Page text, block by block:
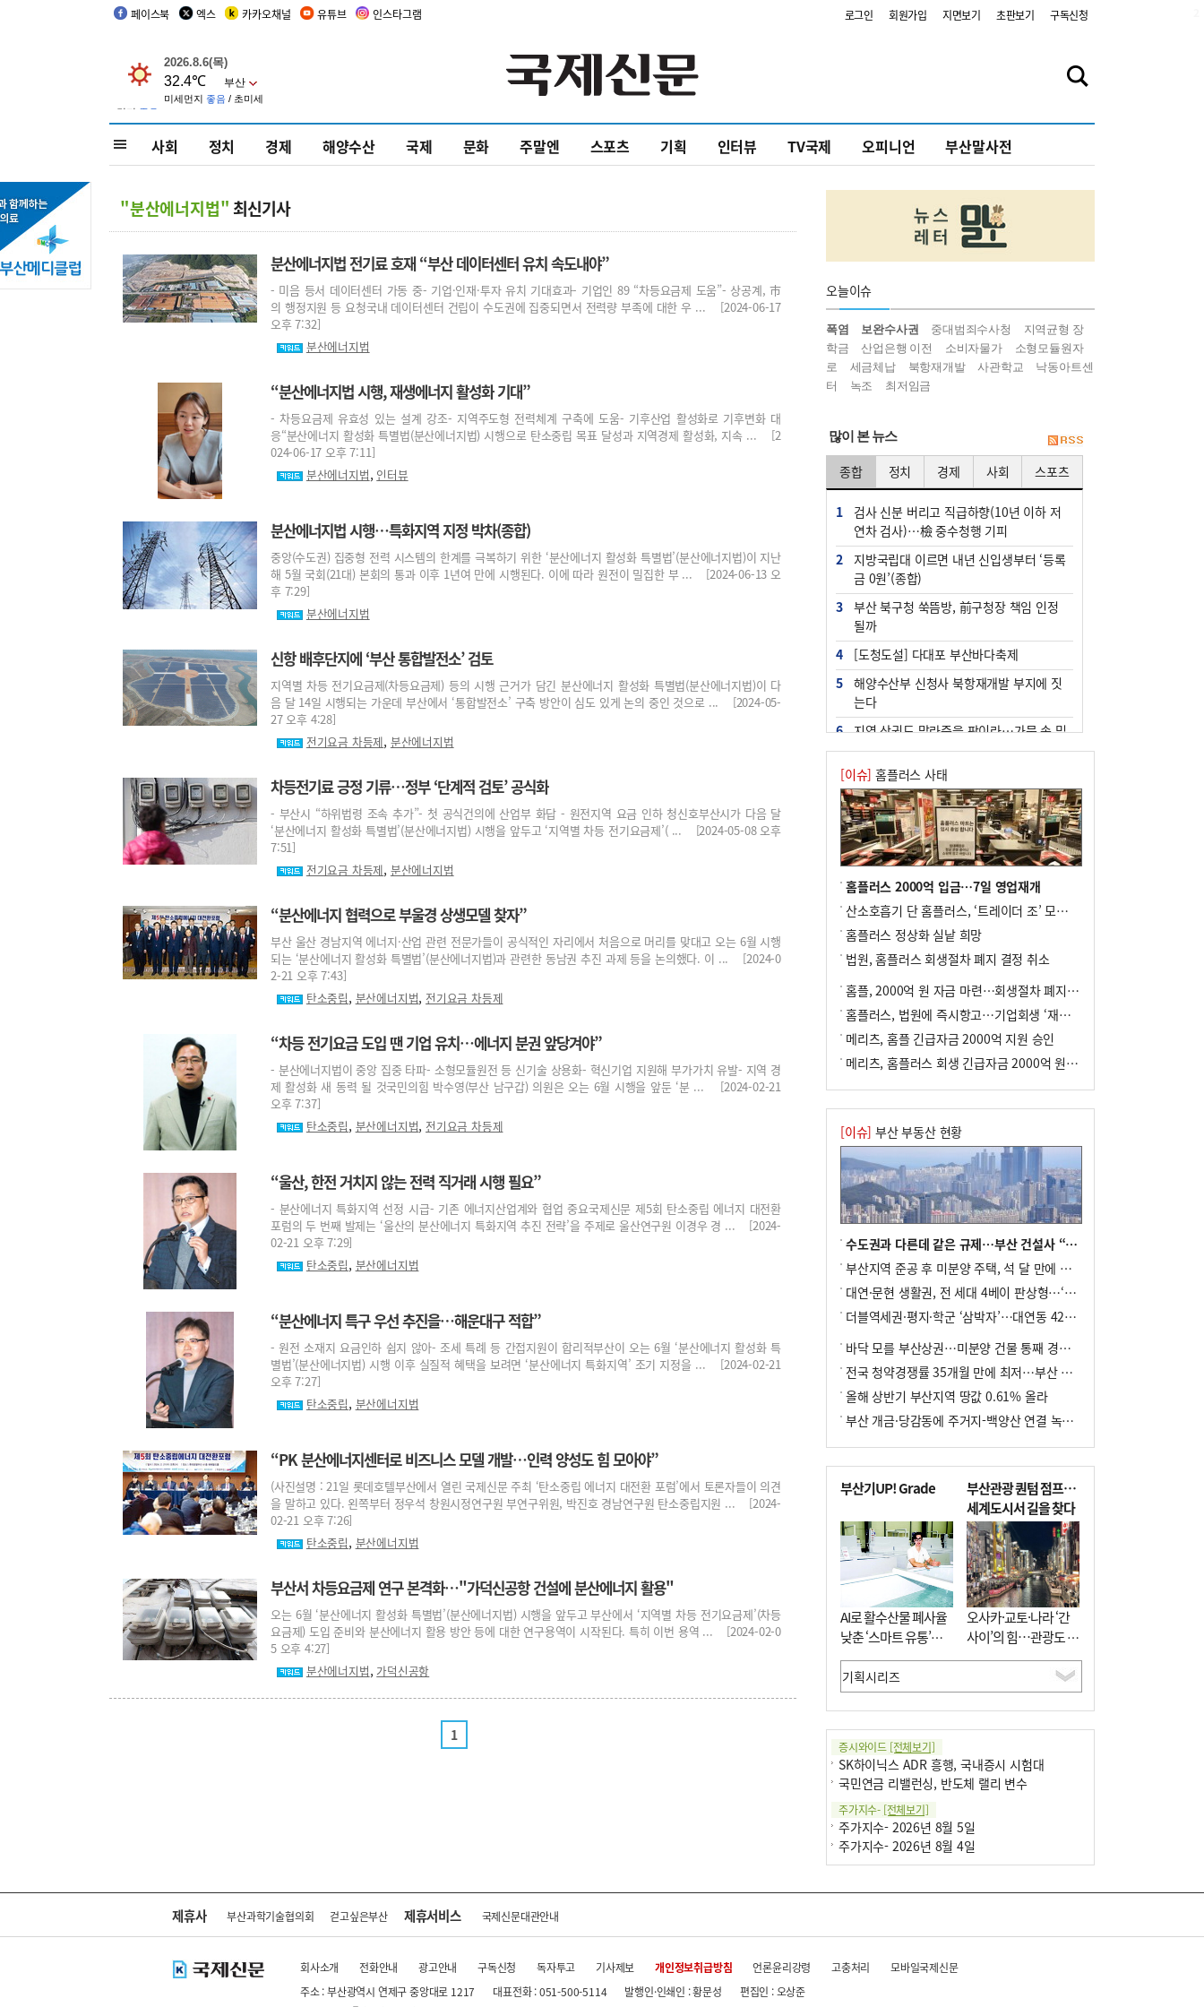
페이스북 엑스 카카오채널 유튜브 인스타그램 로그인 회원가입 지면보기 초판보기 구독신청
사회 정치 경제 해양수산 국제 문화 주말엔 스포츠 기획 인터뷰 TV국제 오피니언 부산말사전
"분산에너지법"최신기사
분산에너지법 전기료 호재 “부산 데이터센터 유치 속도내야”
- 미음 등서 데이터센터 가동 중- 기업·인재·투자 유치 기대효과- 기업인 89 “차등요금제 도움”- 상공계, 市
의 행정지원 등 요청국내 데이터센터 건립이 수도권에 집중되면서 전력량 부족에 대한 우 ... [2024-06-17
오후 7:32]
분산에너지법
“분산에너지법 시행, 재생에너지 활성화 기대”
- 차등요금제 유효성 있는 설계 강조- 지역주도형 전력체계 구축에 도움- 기후산업 활성화로 기후변화 대
응“분산에너지 활성화 특별법(분산에너지법) 시행으로 탄소중립 목표 달성과 지역경제 활성화, 지속 ... [2
024-06-17 오후 7:11]
분산에너지법, 인터뷰
분산에너지법 시행…특화지역 지정 박차(종합)
중앙(수도권) 집중형 전력 시스템의 한계를 극복하기 위한 ‘분산에너지 활성화 특별법’(분산에너지법)이 지난
해 5월 국회(21대) 본회의 통과 이후 1년여 만에 시행된다. 이에 따라 원전이 밀집한 부 ... [2024-06-13 오
후 7:29]
분산에너지법
신항 배후단지에 ‘부산 통합발전소’ 검토
지역별 차등 전기요금제(차등요금제) 등의 시행 근거가 담긴 분산에너지 활성화 특별법(분산에너지법)이 다
음 달 14일 시행되는 가운데 부산에서 ‘통합발전소’ 구축 방안이 심도 있게 논의 중인 것으로 ... [2024-05-
27 오후 4:28]
전기요금 차등제, 분산에너지법
차등전기료 긍정 기류…정부 ‘단계적 검토’ 공식화
- 부산시 “하위법령 조속 추가”- 첫 공식건의에 산업부 화답 - 원전지역 요금 인하 청신호부산시가 다음 달
‘분산에너지 활성화 특별법’(분산에너지법) 시행을 앞두고 ‘지역별 차등 전기요금제’( ... [2024-05-08 오후
7:51]
전기요금 차등제, 분산에너지법
“분산에너지 협력으로 부울경 상생모델 찾자”
부산 울산 경남지역 에너지·산업 관련 전문가들이 공식적인 자리에서 처음으로 머리를 맞대고 오는 6월 시행
되는 ‘분산에너지 활성화 특별법’(분산에너지법)과 관련한 동남권 추진 과제 등을 논의했다. 이 ... [2024-0
2-21 오후 7:43]
탄소중립, 분산에너지법, 전기요금 차등제
“차등 전기요금 도입 땐 기업 유치…에너지 분권 앞당겨야”
- 분산에너지법이 중앙 집중 타파- 소형모듈원전 등 신기술 상용화- 혁신기업 지원해 부가가치 유발- 지역 경
제 활성화 새 동력 될 것국민의힘 박수영(부산 남구갑) 의원은 오는 6월 시행을 앞둔 ‘분 ... [2024-02-21
오후 7:37]
탄소중립, 분산에너지법, 전기요금 차등제
“울산, 한전 거치지 않는 전력 직거래 시행 필요”
- 분산에너지 특화지역 선정 시급- 기존 에너지산업계와 협업 중요국제신문 제5회 탄소중립 에너지 대전환
포럼의 두 번째 발제는 ‘울산의 분산에너지 특화지역 추진 전략’을 주제로 울산연구원 이경우 경 ... [2024-
02-21 오후 7:29]
탄소중립, 분산에너지법
“분산에너지 특구 우선 추진을…해운대구 적합”
- 원전 소재지 요금인하 쉽지 않아- 조세 특례 등 간접지원이 합리적부산이 오는 6월 ‘분산에너지 활성화 특
별법’(분산에너지법) 시행 이후 실질적 혜택을 보려면 ‘분산에너지 특화지역’ 조기 지정을 ... [2024-02-21
오후 7:27]
탄소중립, 분산에너지법
“PK 분산에너지센터로 비즈니스 모델 개발…인력 양성도 힘 모아야”
(사진설명 : 21일 롯데호텔부산에서 열린 국제신문 주최 ‘탄소중립 에너지 대전환 포럼’에서 토론자들이 의견
을 말하고 있다. 왼쪽부터 정우석 창원시정연구원 부연구위원, 박진호 경남연구원 탄소중립지원 ... [2024-
02-21 오후 7:26]
탄소중립, 분산에너지법
부산서 차등요금제 연구 본격화…"가덕신공항 건설에 분산에너지 활용"
오는 6월 ‘분산에너지 활성화 특별법’(분산에너지법) 시행을 앞두고 부산에서 ‘지역별 차등 전기요금제’(차등
요금제) 도입 준비와 분산에너지 활용 방안 등에 대한 연구용역이 시작된다. 특히 이번 용역 ... [2024-02-0
5 오후 4:27]
분산에너지법, 가덕신공항
1
오늘이슈
폭염 보완수사권 중대범죄수사청
지역균형 장
학금
산업은행 이전 소비자물가
소형모듈원자
로
세금체납 북항재개발 사관학교
낙동아트센
터
녹조 최저임금
많이 본 뉴스
종합 정치 경제 사회 스포츠
1
검사 신분 버리고 직급하향(10년 이하 저
연차 검사)…檢 중수청행 기피
2
지방국립대 이르면 내년 신입생부터 ‘등록
금 0원’(종합)
3
부산 북구청 쑥뜸방, 前구청장 책임 인정
될까
4
[도청도설] 다대포 부산바다축제
5
해양수산부 신청사 북항재개발 부지에 짓
는다
6
지역 상권도 말라죽을 판이라…가뭄 속 밀
양물축제 강행 논란
7
법원, 단차 논란 북항 복합환승센터 공사
중지 관련 현장검증
8
통영시민 추석 전 35만 원 받는다
9
부산 철강공장 50대 노동자 추락사
10 국힘 부산시당, ‘정이한 조력’ 시의원 윤리
위에…‘한동훈 지지’도 신고접수
[이슈] 홈플러스 사태
홈플러스 2000억 입금…7일 영업재개
산소호흡기 단 홈플러스, ‘트레이더 조’ 모델로 살아날까
홈플러스 정상화 실낱 희망
법원, 홈플러스 회생절차 폐지 결정 취소
홈플, 2000억 원 자금 마련…회생절차 폐지에 즉시항고(종합)
홈플러스, 법원에 즉시항고…기업회생 ‘재도전’
메리츠, 홈플 긴급자금 2000억 지원 승인
메리츠, 홈플러스 회생 긴급자금 2000억 원 지원 승인
[이슈] 부산 부동산 현황
수도권과 다른데 같은 규제…부산 건설사 “쓰러지기 직전”
부산지역 준공 후 미분양 주택, 석 달 만에 다시 3000가구 넘어서
대연·문현 생활권, 전 세대 4베이 판상형…‘더샵 트리센트’ 내달 분양
더블역세권·평지·학군 ‘삼박자’…대연동 42층 브랜드 단지
바닥 모를 부산상권…미분양 건물 통째 경매도
전국 청약경쟁률 35개월 만에 최저…부산 미분양 ‘적체’ 심화
올해 상반기 부산지역 땅값 0.61% 올라
부산 개금·당감동에 주거지-백양산 연결 녹지 조성
부산기UP! Grade
AI로 활수산물 폐사율
낮춘 ‘스마트 유통’…
사막·산악지대 수출
도전
부산관광 퀀텀 점프…
세계도시서 길을 찾다
오사카·교토·나라 ‘간
사이’의 힘…관광도 뭉
쳐야 흥한다
증시와이드 [전체보기]
SK하이닉스 ADR 흥행, 국내증시 시험대
국민연금 리밸런싱, 반도체 랠리 변수
주가지수- [전체보기]
주가지수- 2026년 8월 5일
주가지수- 2026년 8월 4일
제휴사 부산과학기술협의회 걷고싶은부산 제휴서비스 국제신문대관안내
회사소개 전화안내 광고안내 구독신청 독자투고 기사제보 개인정보취급방침 언론윤리강령 고충처리
모바일국제신문
주소 : 부산광역시 연제구 중앙대로 1217
대표전화 : 051-500-5114 발행인·인쇄인 : 황문성
편집인 : 오상준